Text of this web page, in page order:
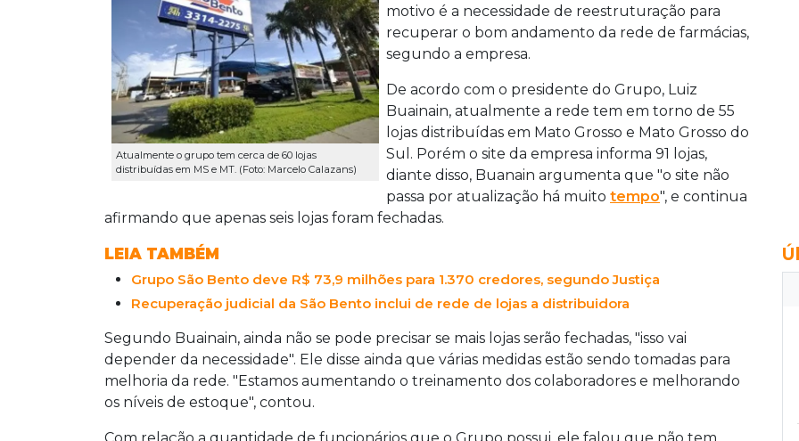
Atualmente o grupo tem cerca de 60 lojas
distribuídas em MS e MT. (Foto: Marcelo Calazans)
motivo é a necessidade de reestruturação para
recuperar o bom andamento da rede de farmácias,
segundo a empresa.
De acordo com o presidente do Grupo, Luiz
Buainain, atualmente a rede tem em torno de 55
lojas distribuídas em Mato Grosso e Mato Grosso do
Sul. Porém o site da empresa informa 91 lojas,
diante disso, Buanain argumenta que "o site não
passa por atualização há muito tempo", e continua
afirmando que apenas seis lojas foram fechadas.
LEIA TAMBÉM
Grupo São Bento deve R$ 73,9 milhões para 1.370 credores, segundo Justiça
Recuperação judicial da São Bento inclui de rede de lojas a distribuidora
Segundo Buainain, ainda não se pode precisar se mais lojas serão fechadas, "isso vai
depender da necessidade". Ele disse ainda que várias medidas estão sendo tomadas para
melhoria da rede. "Estamos aumentando o treinamento dos colaboradores e melhorando
os níveis de estoque", contou.
Com relação a quantidade de funcionários que o Grupo possui, ele falou que não tem